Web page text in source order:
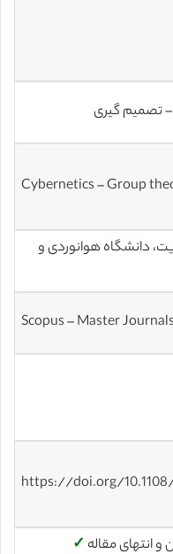
– تصمیم گیری
Cybernetics – Group
دانشگاه هوانوردی و
Scopus – Master
https://doi.org/
انتهای مقاله ✓